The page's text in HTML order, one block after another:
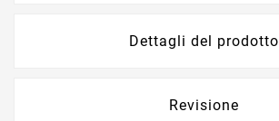
Dettagli del prodotto
Revisione